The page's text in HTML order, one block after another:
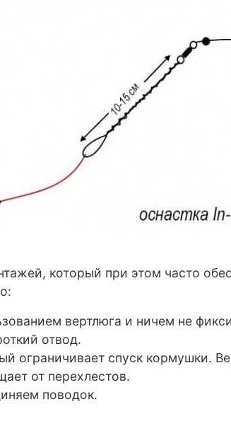
который при этом часто
вертлюга и ничем не
отвод.
ограничивает спуск кормушки.
от перехлестов.
поводок.